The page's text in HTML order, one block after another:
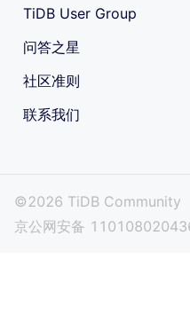
TiDB User Group
问答之星
社区准则
联系我们
©2026 TiDB Community
京公网安备